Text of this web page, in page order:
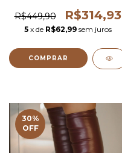
R$449,90
R$314,93
5 x de R$62,99 sem juros
COMPRAR
30%
OFF